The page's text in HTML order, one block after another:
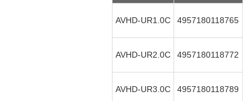
AVHD-UR1.0C 4957180118765
AVHD-UR2.0C 4957180118772
AVHD-UR3.0C 4957180118789